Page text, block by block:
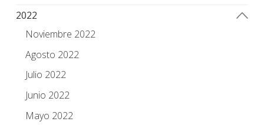
2022
Noviembre 2022
Agosto 2022
Julio 2022
Junio 2022
Mayo 2022